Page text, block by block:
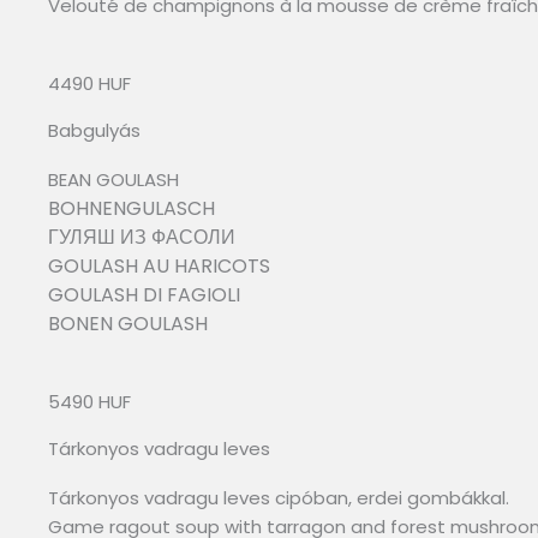
Velouté de champignons à la mousse de crème
4490 HUF
Babgulyás
BEAN GOULASH
BOHNENGULASCH
ГУЛЯШ ИЗ ФАСОЛИ
GOULASH AU HARICOTS
GOULASH DI FAGIOLI
BONEN GOULASH
5490 HUF
Tárkonyos vadragu leves
Tárkonyos vadragu leves cipóban, erdei gombákkal.
Game ragout soup with tarragon and forest